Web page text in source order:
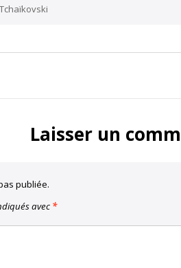
Laisser un
publiée.
avec *